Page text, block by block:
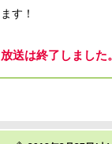
ます！
放送は終了しました